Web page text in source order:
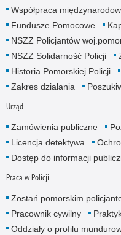
Współpraca
Fundusze Pomocowe
NSZZ Policjantów
NSZZ Solidarność Policji
Historia Pomorskiej Policji
Zakres działania
Urząd
Zamówienia publiczne
Licencja detektywa
Dostęp do informacji
Praca w Policji
Zostań pomorskim
Pracownik cywilny
Oddziały o profilu